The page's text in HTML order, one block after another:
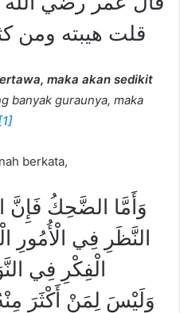
قلت هيبته ومن
maka akan sedikit
banyak guraunya, maka
berkata,
وَأَمَّا الضَّحِكُ فَإِنَّ
النَّظَرِ فِي
الْفِكْرِ فِي
وَلَيْسَ لِمَنْ أَكْثَرَ مِنْهُ